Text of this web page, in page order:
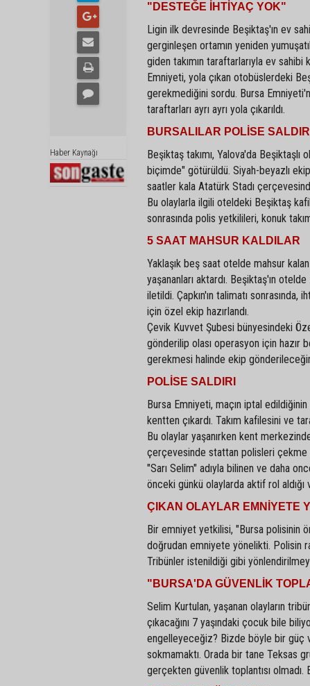
Haber Kaynağı
"DESTEĞE İHTİYAÇ YOK"
Ligin ilk devresinde Beşiktaş'ın ev
gerginleşen ortamın yeniden
giden takımın taraftarlarıyla ev
Emniyeti, yola çıkan otobüslerdeki
gerekmediğini sordu. Bursa
taraftarları ayrı ayrı yola çıkarıldı.
BURSALILAR POLİSE
Beşiktaş takımı, Yalova'da Beşiktaşlı
biçimde" götürüldü. Siyah-beyazlı
saatler kala Atatürk Stadı
Bu olaylarla ilgili oteldeki Beşiktaş
sonrasında polis yetkilileri, konuk
5 SAAT MAHSUR KALDILAR
Yaklaşık beş saat otelde mahsur
yaşananları aktardı. Beşiktaş'ın
iletildi. Çapkın'ın talimatı
için özel ekip hazırlandı.
Çevik Kuvvet Şubesi bünyesindeki
gönderilip olası operasyon için hazır
gerekmesi halinde ekip
POLİSE SALDIRI
Bursa Emniyeti, maçın iptal
kentten çıkardı. Takım kafilesini ve
Bu olaylar yaşanırken kent
çerçevesinde stattan polisleri çekme
"Sarı Selim" adıyla bilinen ve daha
önceki günkü olaylarda aktif rol aldığı
ÇIKAN OLAYLAR EMNİYETE
Bir emniyet yetkilisi, "Bursa polisinin
doğrudan emniyete yönelikti. Polisin
Tribünler istenildiği gibi
"BURSA'DA GÜVENLİK
Selim Kurtulan, yaşanan olayların
çıkacağını 7 yaşındaki çocuk bile
engelleyeceğiz? Bizde böyle bir güç
sokmamaktı. Orada bir tane Teksas
gerçekten güvenlik toplantısı